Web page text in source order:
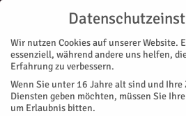
Start Nachrichten Region 30 Touren für
NACHRICHTEN REGION
Wir nutzen Cookies auf unserer Website.
essenziell, während andere uns helfen,
Erfahrung zu verbessern.
Wenn Sie unter 16 Jahre alt sind und
Diensten geben möchten, müssen Sie
um Erlaubnis bitten.